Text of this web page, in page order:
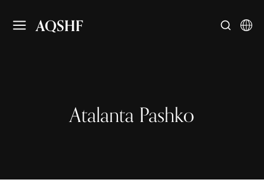
AQSHF
Atalanta Pashko